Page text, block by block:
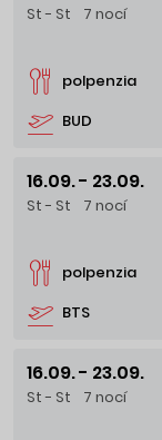
St - St 7 nocí
BUD
polpenzia
16.09. - 23.09.
St - St 7 nocí
BTS
polpenzia
16.09. - 23.09.
St - St 7 nocí